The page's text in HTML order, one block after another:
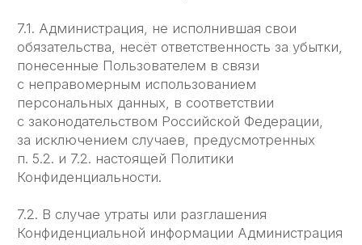
настоящей Политики конфиденциальности
следует сообщать по адресу:
9.4. Действующая Политика
по адресу https://www.legche-legkogo.ru/privacy-
policy
г. Москва, ООО "Легче Лёгкого", ОГРН 1 227 700
223 002
ОБЩЕСТВО С ОГРАНИЧЕННОЙ
ОТВЕТСТВЕННОСТЬЮ «ЛЕГЧЕ ЛЁГКОГО»,
Юридический адрес организации: 117 342,
Коньково, ул. Бутлерова, д. 17, помещ. 7/4 ИНН
7 730 277 424,
КПП 772 801 001, ОГРН 1 227 700 223 002